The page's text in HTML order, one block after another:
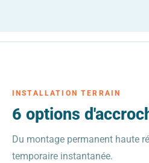
INSTALLATION TERRAIN
6 options
Du montage permanent haute
temporaire instantanée.